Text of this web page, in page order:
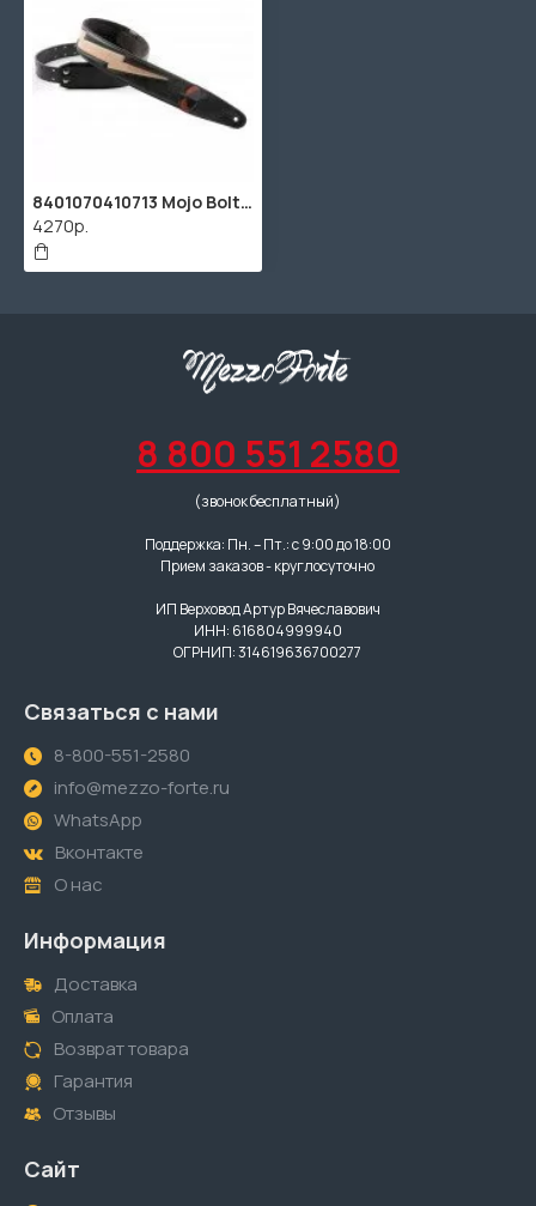
8401070410713 Mojo Bolt Gold AA Ремень для гитары, текстиль, черный, RightOn Straps
4270р.
8 800 551 2580
(звонок бесплатный)
Поддержка: Пн. – Пт.: с 9:00 до 18:00
Прием заказов - круглосуточно
ИП Верховод Артур Вячеславович
ИНН: 616804999940
ОГРНИП: 314619636700277
Связаться с нами
8-800-551-2580
info@mezzo-forte.ru
WhatsApp
Вконтакте
О нас
Информация
Доставка
Оплата
Возврат товара
Гарантия
Отзывы
Сайт